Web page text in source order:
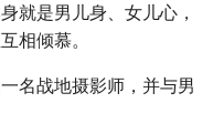
就是男儿身、女儿心，
相倾慕。
名战地摄影师，并与男